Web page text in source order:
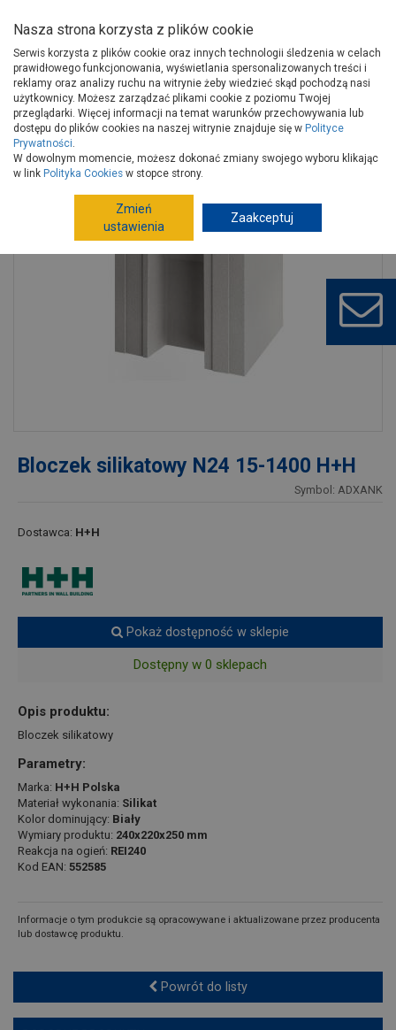
Strona główna Budowa i remont
Ściany, stropy, kominy
Materiały ścienne
Silikaty
Bloczek silikatowy N24 15-1400 H+H
Bloczek silikatowy N24 15-1400 H+H
Symbol: ADXANK
Dostawca: H+H
Pokaż dostępność w sklepie
Dostępny w 0 sklepach
Opis produktu:
Bloczek silikatowy
Parametry:
Marka: H+H Polska
Materiał wykonania: Silikat
Kolor dominujący: Biały
Wymiary produktu: 240x220x250 mm
Reakcja na ogień: REI240
Kod EAN: 552585
Informacje o tym produkcie są opracowywane i aktualizowane przez producenta
lub dostawcę produktu.
Powrót do listy
Nasza strona korzysta z plików cookie
Serwis korzysta z plików cookie oraz innych technologii śledzenia w celach
prawidłowego funkcjonowania, wyświetlania spersonalizowanych treści i
reklamy oraz analizy ruchu na witrynie żeby wiedzieć skąd pochodzą nasi
użytkownicy. Możesz zarządzać plikami cookie z poziomu Twojej
przeglądarki. Więcej informacji na temat warunków przechowywania lub
dostępu do plików cookies na naszej witrynie znajduje się w Polityce
Prywatności.
W dowolnym momencie, możesz dokonać zmiany swojego wyboru klikając
w link Polityka Cookies w stopce strony.
Zmień
ustawienia
Zaakceptuj